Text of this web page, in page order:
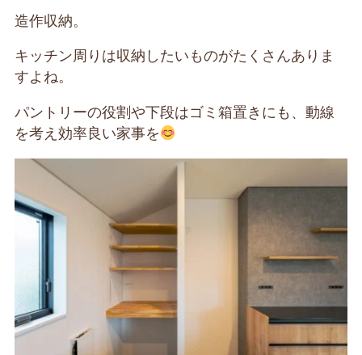
造作収納。
キッチン周りは収納したいものがたくさんありま
すよね。
パントリーの役割や下段はゴミ箱置きにも、動線
を考え効率良い家事を